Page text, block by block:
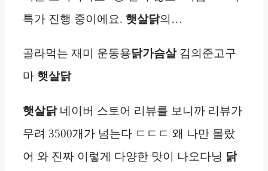
특가 진행 중이에요. 햇살닭의…
골라먹는 재미 운동용닭가슴살김의준고구
마 햇살닭
햇살닭네이버 스토어 리뷰를 보니까 리뷰가
무려 3500개가 넘는다 ㄷㄷㄷ 왜 나만 몰랐
어 와 진짜 이렇게 다양한 맛이 나오다닝 닭